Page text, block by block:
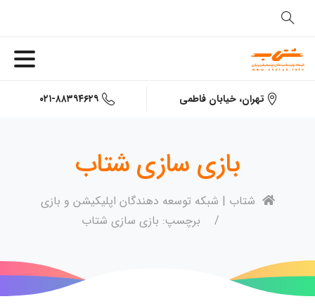
تهران، خیابان فاطمی ۰۲۱-۸۸۳۹۴۶۲۹
بازی سازی شتاب
شتاب | شبکه توسعه دهندگان اپلیکیشن و بازی
برچسپ: بازی سازی شتاب